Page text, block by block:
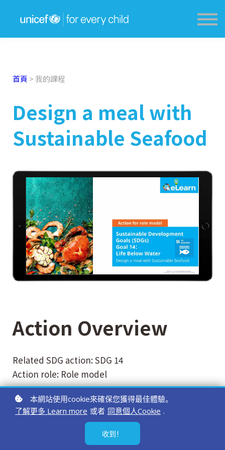
獎勵計劃 Award Scheme
學生分享 Sharing
首頁 >我的課程
Design a meal with
Sustainable Seafood
Action Overview
Related SDG action: SDG 14
Action role: Role model
Details：
Students take on the role of a “role model”
and design a sustainable seafood meal to put
SDG 14 into practice.
本網站使用cookie來確保您獲得最佳體驗。
了解更多 Learn more 或者 同意個人Cookie .
收到！